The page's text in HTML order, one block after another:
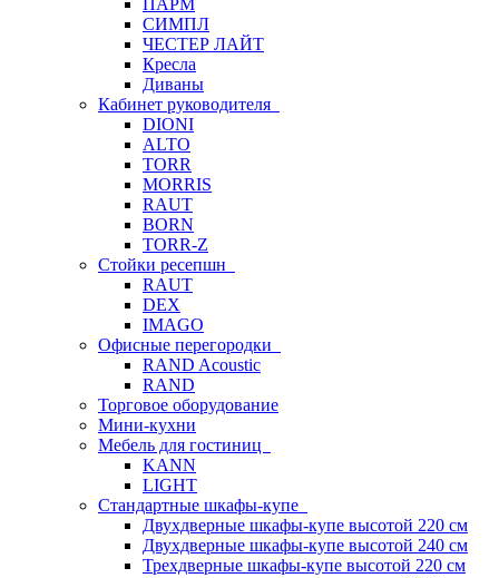
ПАРМ
СИМПЛ
ЧЕСТЕР ЛАЙТ
Кресла
Диваны
Кабинет руководителя
DIONI
ALTO
TORR
MORRIS
RAUT
BORN
TORR-Z
Стойки ресепшн
RAUT
DEX
IMAGO
Офисные перегородки
RAND Acoustic
RAND
Торговое оборудование
Мини-кухни
Мебель для гостиниц
KANN
LIGHT
Стандартные шкафы-купе
Двухдверные шкафы-купе высотой 220 см
Двухдверные шкафы-купе высотой 240 см
Трехдверные шкафы-купе высотой 220 см